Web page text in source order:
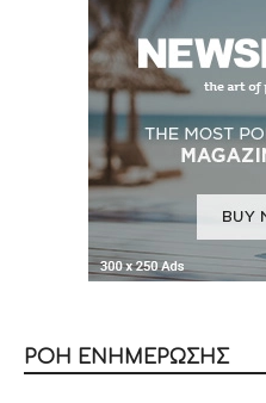
ΡΟΗ ΕΝΗΜΕΡΩΣΗΣ